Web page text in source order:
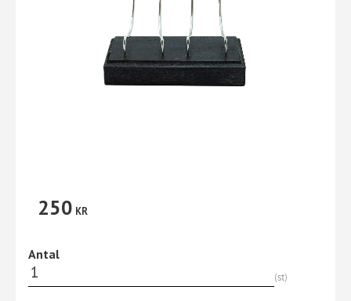
250 KR
Antal
st